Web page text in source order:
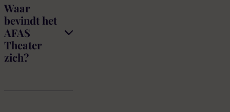
Waar
bevindt het
AFAS
Theater
zich?